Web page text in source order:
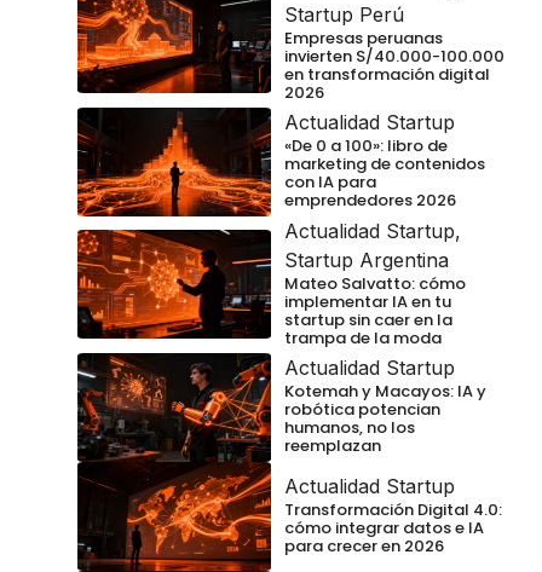
Startup Perú
Empresas peruanas
invierten S/40.000-100.000
en transformación digital
2026
Actualidad Startup
«De 0 a 100»: libro de
marketing de contenidos
con IA para
emprendedores 2026
Actualidad Startup,
Startup Argentina
Mateo Salvatto: cómo
implementar IA en tu
startup sin caer en la
trampa de la moda
Actualidad Startup
Kotemah y Macayos: IA y
robótica potencian
humanos, no los
reemplazan
Actualidad Startup
Transformación Digital 4.0:
cómo integrar datos e IA
para crecer en 2026